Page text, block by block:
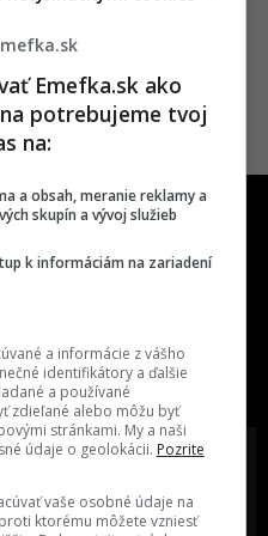
next time
na svete
Vieš o niečom zaujímavom alebo
Emefka.sk ako
potrebujeme tvoj
na:
a obsah, meranie reklamy a
skupín a vývoj služieb
k informáciám na zariadení
a informácie z vášho
identifikátory a ďalšie
a používané
zdieľané alebo môžu byť
stránkami. My a naši
údaje o geolokácii. Pozrite
vaše osobné údaje na
ktorému môžete vzniesť